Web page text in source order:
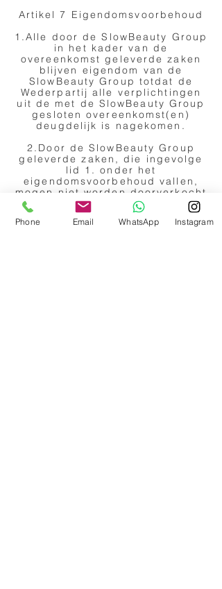
Artikel 7 Eigendomsvoorbehoud
1.Alle door de SlowBeauty Group
in het kader van de
overeenkomst geleverde zaken
blijven eigendom van de
SlowBeauty Group totdat de
Wederpartij alle verplichtingen
uit de met de SlowBeauty Group
gesloten overeenkomst(en)
deugdelijk is nagekomen.
2.Door de SlowBeauty Group
geleverde zaken, die ingevolge
lid 1. onder het
eigendomsvoorbehoud vallen,
mogen niet worden doorverkocht
en mogen nimmer als
betaalmiddel worden gebruikt.
De Wederpartij is niet bevoegd
Phone Email WhatsApp Instagram